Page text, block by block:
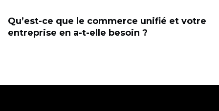
Qu’est-ce que le commerce unifié et votre
entreprise en a-t-elle besoin ?